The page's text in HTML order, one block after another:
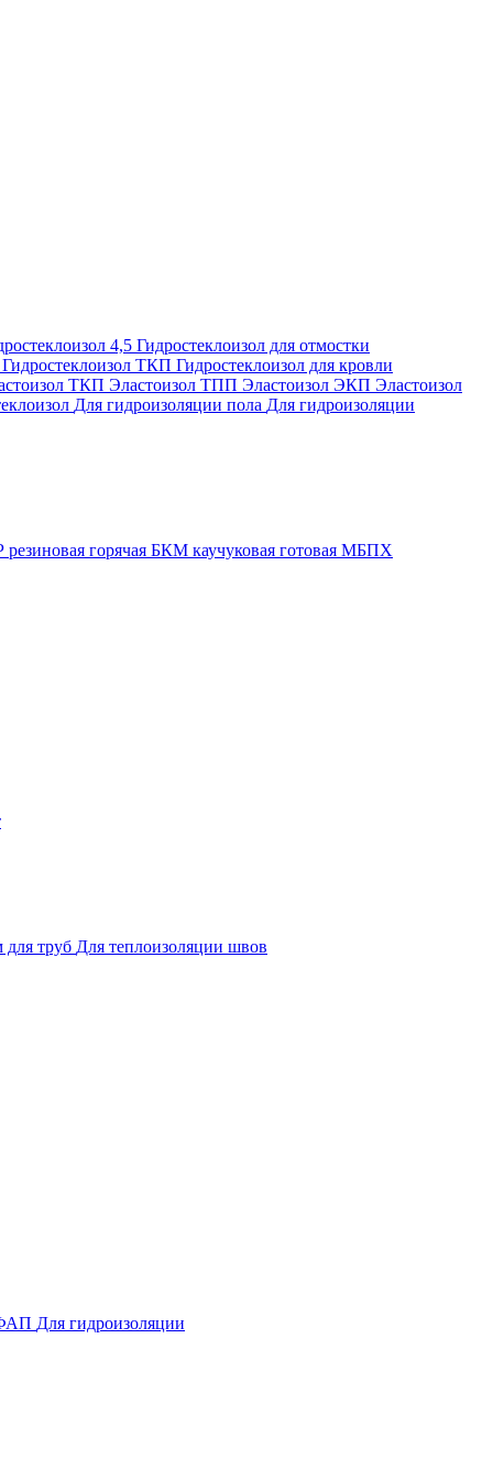
4,5 Гидростеклоизол для отмостки
Гидростеклоизол ТКП Гидростеклоизол для кровли
ТКП Эластоизол ТПП Эластоизол ЭКП Эластоизол
Для гидроизоляции пола Для гидроизоляции
горячая БКМ каучуковая готовая МБПХ
для труб Для теплоизоляции швов
Для гидроизоляции